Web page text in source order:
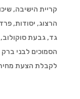
קריית הישיבה,
הרצוג, יסודות,
גד, גבעת
הסמוכים לבני
לקבלת הצעת